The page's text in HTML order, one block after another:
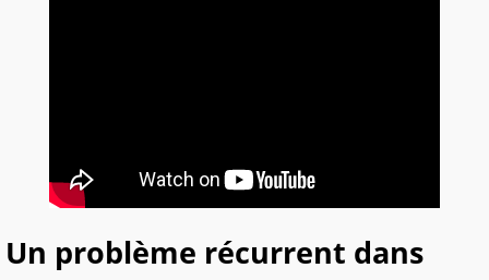
Un problème récurrent dans